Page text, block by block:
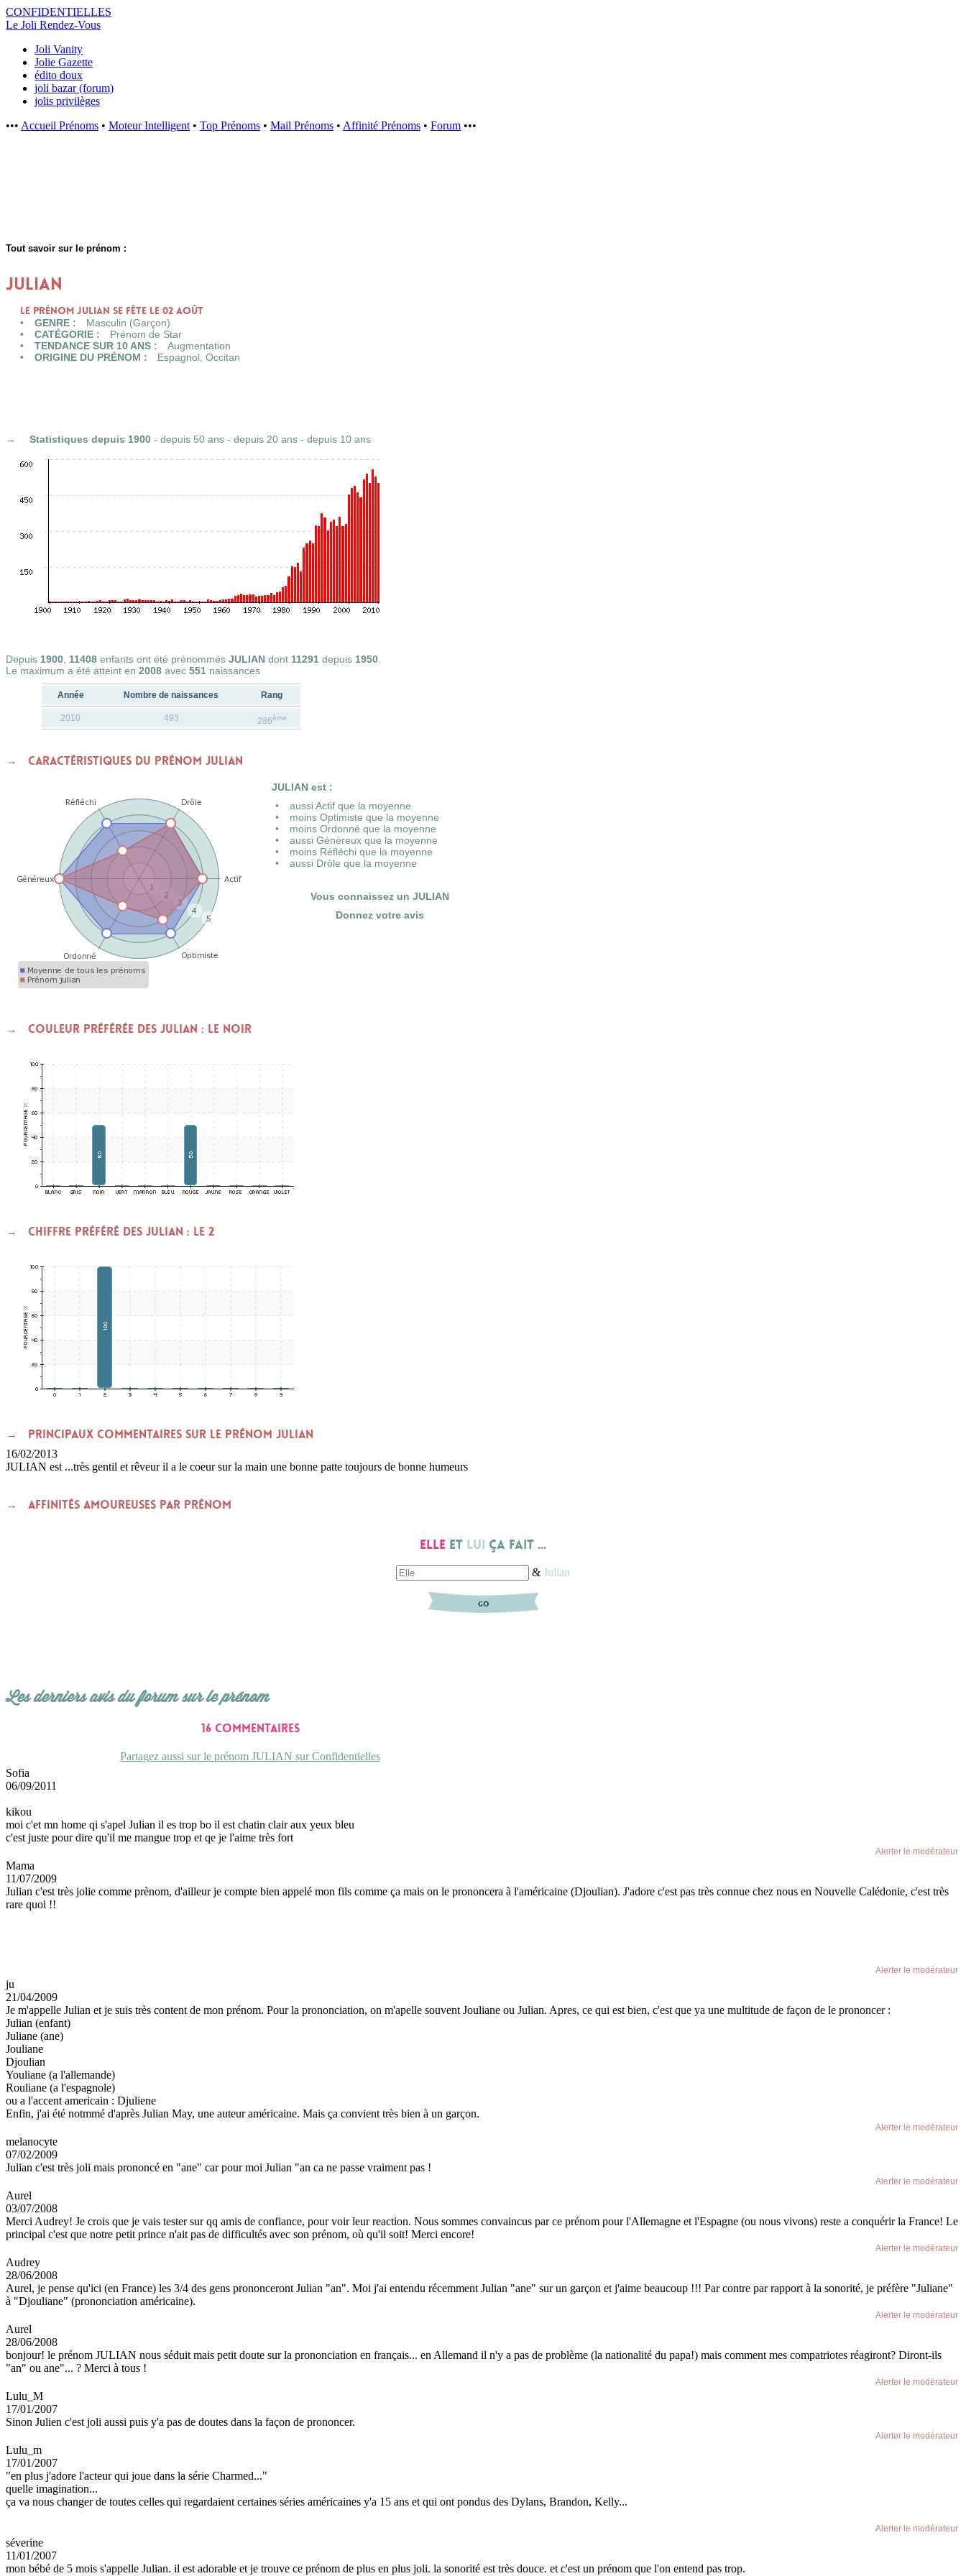
CONFIDENTIELLES
Le Joli Rendez-Vous
Joli Vanity
Jolie Gazette
édito doux
joli bazar (forum)
jolis privilèges
••• Accueil Prénoms • Moteur Intelligent • Top Prénoms • Mail Prénoms • Affinité Prénoms • Forum •••
Tout savoir sur le prénom :
JULIAN
Le prénom JULIAN se fête le 02 Août
GENRE :
Masculin (Garçon)
CATÉGORIE :
Prénom de Star
TENDANCE SUR 10 ANS :
Augmentation
ORIGINE DU PRÉNOM :
Espagnol Occitan
Statistiques depuis 1900 - depuis 50 ans - depuis 20 ans - depuis 10 ans
Depuis 1900 11408 enfants ont été prénommés JULIAN dont 11291 depuis 1950
Le maximum a été atteint en 2008 avec 551 naissances
Année Nombre de naissances Rang
2010 493 286ème
Caractéristiques du prénom JULIAN
JULIAN est :
aussi Actif que la moyenne
moins Optimiste que la moyenne
moins Ordonné que la moyenne
aussi Généreux que la moyenne
moins Réfléchi que la moyenne
aussi Drôle que la moyenne
Vous connaissez un JULIAN
Donnez votre avis
Couleur préférée des JULIAN : le Noir
Chiffre préféré des JULIAN : le 2
Principaux commentaires sur le prénom JULIAN
16/02/2013
JULIAN est ...très gentil et rêveur il a le coeur sur la main une bonne patte toujours de bonne humeurs
Affinités amoureuses par prénom
Elle et lui ça fait ...
& Julian
GO
Les derniers avis du forum sur le prénom
16 commentaires
Partagez aussi sur le prénom JULIAN sur Confidentielles
Sofia
06/09/2011
kikou
moi c'et mn home qi s'apel Julian il es trop bo il est chatin clair aux yeux bleu
c'est juste pour dire qu'il me mangue trop et qe je l'aime très fort
Alerter le modérateur
Mama
11/07/2009
Julian c'est très jolie comme prènom, d'ailleur je compte bien appelé mon fils comme ça mais on le prononcera à l'américaine (Djoulian). J'adore c'est pas très connue chez nous en Nouvelle Calédonie, c'est très
rare quoi !!
Alerter le modérateur
ju
21/04/2009
Je m'appelle Julian et je suis très content de mon prénom. Pour la prononciation, on m'apelle souvent Jouliane ou Julian. Apres, ce qui est bien, c'est que ya une multitude de façon de le prononcer :
Julian (enfant)
Juliane (ane)
Jouliane
Djoulian
Youliane (a l'allemande)
Rouliane (a l'espagnole)
ou a l'accent americain : Djuliene
Enfin, j'ai été notmmé d'après Julian May, une auteur américaine. Mais ça convient très bien à un garçon.
Alerter le modérateur
melanocyte
07/02/2009
Julian c'est très joli mais prononcé en "ane" car pour moi Julian "an ca ne passe vraiment pas !
Alerter le modérateur
Aurel
03/07/2008
Merci Audrey! Je crois que je vais tester sur qq amis de confiance, pour voir leur reaction. Nous sommes convaincus par ce prénom pour l'Allemagne et l'Espagne (ou nous vivons) reste a conquérir la France! Le
principal c'est que notre petit prince n'ait pas de difficultés avec son prénom, où qu'il soit! Merci encore!
Alerter le modérateur
Audrey
28/06/2008
Aurel, je pense qu'ici (en France) les 3/4 des gens prononceront Julian "an". Moi j'ai entendu récemment Julian "ane" sur un garçon et j'aime beaucoup !!! Par contre par rapport à la sonorité, je préfère "Juliane"
à "Djouliane" (prononciation américaine).
Alerter le modérateur
Aurel
28/06/2008
bonjour! le prénom JULIAN nous séduit mais petit doute sur la prononciation en français... en Allemand il n'y a pas de problème (la nationalité du papa!) mais comment mes compatriotes réagiront? Diront-ils
"an" ou ane"... ? Merci à tous !
Alerter le modérateur
Lulu_M
17/01/2007
Sinon Julien c'est joli aussi puis y'a pas de doutes dans la façon de prononcer.
Alerter le modérateur
Lulu_m
17/01/2007
"en plus j'adore l'acteur qui joue dans la série Charmed..."
quelle imagination...
ça va nous changer de toutes celles qui regardaient certaines séries américaines y'a 15 ans et qui ont pondus des Dylans, Brandon, Kelly...
Alerter le modérateur
séverine
11/01/2007
mon bébé de 5 mois s'appelle Julian. il est adorable et je trouve ce prénom de plus en plus joli. la sonorité est très douce. et c'est un prénom que l'on entend pas trop.